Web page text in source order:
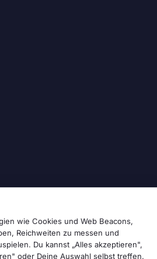
wie Cookies und Web Beacons,
Reichweiten zu messen und
Du kannst „Alles akzeptieren",
oder Deine Auswahl selbst treffen.